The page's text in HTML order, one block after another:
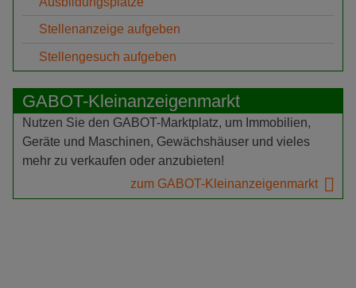
Stellenanzeige aufgeben
Stellengesuch aufgeben
GABOT-Kleinanzeigenmarkt
Nutzen Sie den GABOT-Marktplatz, um Immobilien,
Geräte und Maschinen, Gewächshäuser und vieles
mehr zu verkaufen oder anzubieten!
zum GABOT-Kleinanzeigenmarkt